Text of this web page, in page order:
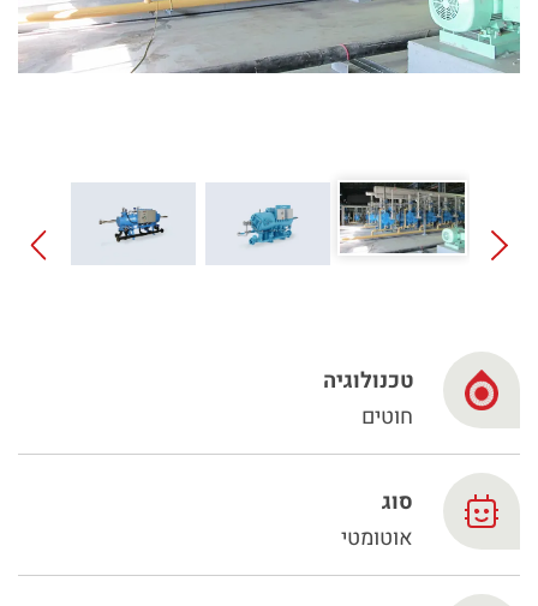
Spanish
France
French
- English
טכנולוגיה
חוטים
סוג
אוטומטי